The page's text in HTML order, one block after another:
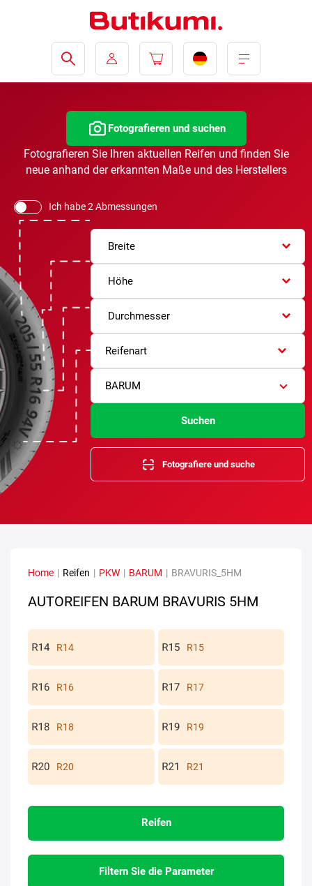
Fotografieren und suchen
Fotografieren Sie Ihren aktuellen Reifen und finden Sie
neue anhand der erkannten Maße und des Herstellers
Ich habe 2 Abmessungen
Breite
Höhe
Durchmesser
Reifenart
BARUM
Suchen
Fotografiere und suche
Home | Reifen | PKW | BARUM | BRAVURIS_5HM
AUTOREIFEN BARUM BRAVURIS 5HM
R14 R15
R16 R17
R18 R19
R20 R21
Reifen
Filtern Sie die Parameter